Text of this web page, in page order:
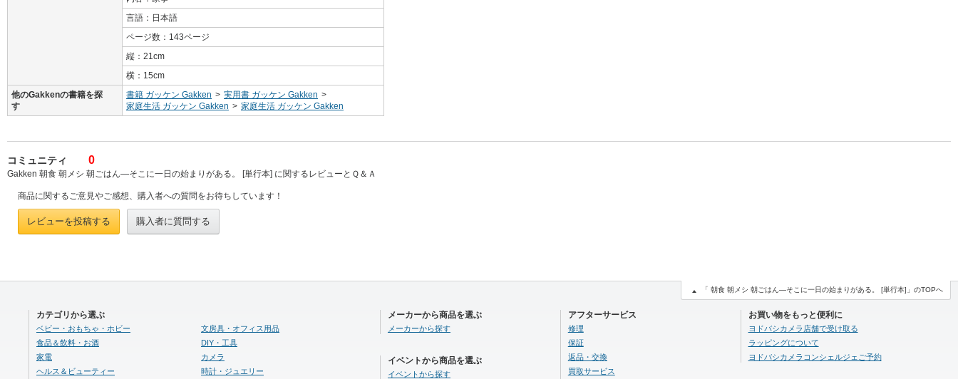
言語：日本語
ページ数：143ページ
縦：21cm
横：15cm
他のGakkenの書籍を探
す
書籍 ガッケン Gakken > 実用書 ガッケン Gakken >
家庭生活 ガッケン Gakken > 家庭生活 ガッケン Gakken
コミュニティ 0
Gakken 朝食 朝メシ 朝ごはん―そこに一日の始まりがある。 [単行本] に関するレビューとＱ＆Ａ
商品に関するご意見やご感想、購入者への質問をお待ちしています！
レビューを投稿する 購入者に質問する
カテゴリから選ぶ
ベビー・おもちゃ・ホビー
食品＆飲料・お酒
家電
ヘルス＆ビューティー
文房具・オフィス用品
DIY・工具
カメラ
時計・ジュエリー
メーカーから商品を選ぶ
メーカーから探す
イベントから商品を選ぶ
イベントから探す
アフターサービス
修理
保証
返品・交換
買取サービス
お買い物をもっと便利に
ヨドバシカメラ店舗で受け取る
ラッピングについて
ヨドバシカメラコンシェルジェご予約
「 朝食 朝メシ 朝ごはん―そこに一日の始まりがある。 [単行本]」のTOPへ